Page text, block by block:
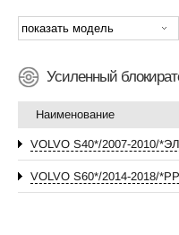
Усиленный
Наименование
VOLVO S40*/2007-2010/
VOLVO S60*/2014-2018/